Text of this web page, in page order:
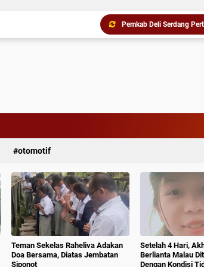
otomotif
Teman Sekelas Raheliva Adakan
Doa Bersama, Diatas Jembatan
Siponot
Setelah 4 Hari,
Berlianta Malau
Dengan Kondisi